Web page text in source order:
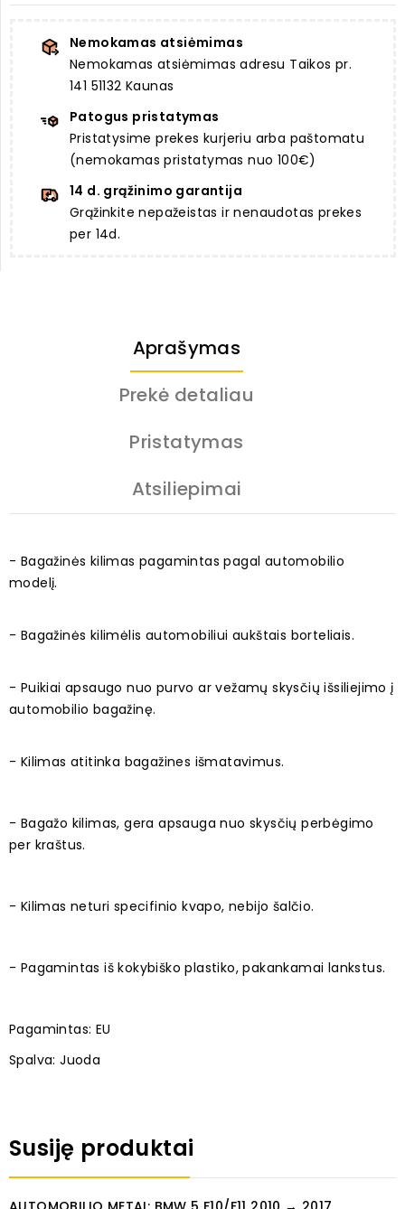
Nemokamas atsiėmimas
Nemokamas atsiėmimas adresu Taikos pr.
141 51132 Kaunas
Patogus pristatymas
Pristatysime prekes kurjeriu arba paštomatu
(nemokamas pristatymas nuo 100€)
14 d. grąžinimo garantija
Grąžinkite nepažeistas ir nenaudotas prekes
per 14d.
Aprašymas
Prekė detaliau
Pristatymas
Atsiliepimai
- Bagažinės kilimas pagamintas pagal automobilio
modelį.
- Bagažinės kilimėlis automobiliui aukštais borteliais.
- Puikiai apsaugo nuo purvo ar vežamų skysčių išsiliejimo į
automobilio bagažinę.
- Kilimas atitinka bagažines išmatavimus.
- Bagažo kilimas, gera apsauga nuo skysčių perbėgimo
per kraštus.
- Kilimas neturi specifinio kvapo, nebijo šalčio.
- Pagamintas iš kokybiško plastiko, pakankamai lankstus.
Pagamintas: EU
Spalva: Juoda
Susiję produktai